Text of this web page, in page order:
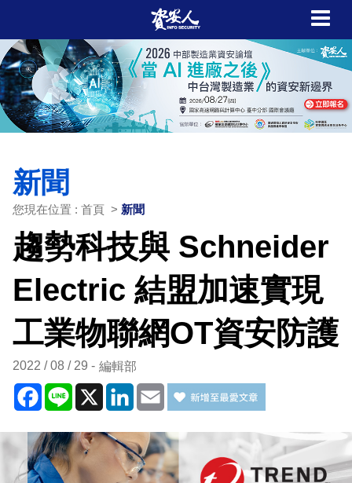
新聞
您現在位置 : 首頁 > 新聞
趨勢科技與 Schneider
Electric 結盟加速實現
工業物聯網OT資安防護
2022 / 08 / 29 編輯部
Facebook
Line X LinkedIn
Email